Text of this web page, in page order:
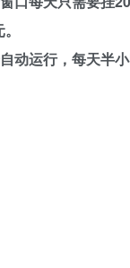
动运行，每天半